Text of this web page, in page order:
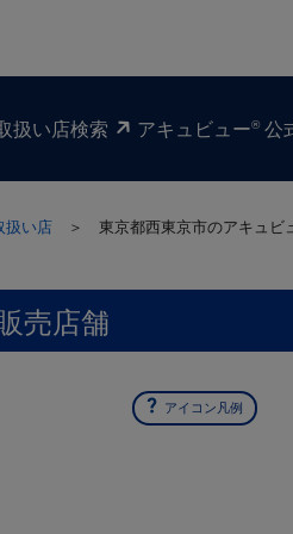
扱い​店検索 アキュビュー® 公
扱い店 ＞ 東京都西東京市のアキュビ
売店舗
アイコン凡例